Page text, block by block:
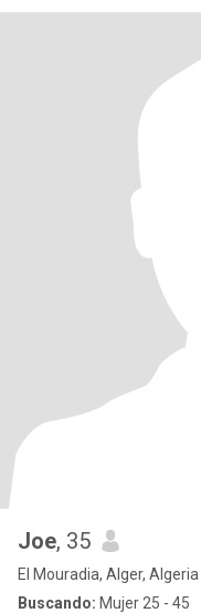
Joe, 35
El Mouradia, Alger, Algeria
Buscando: Mujer 25 - 45